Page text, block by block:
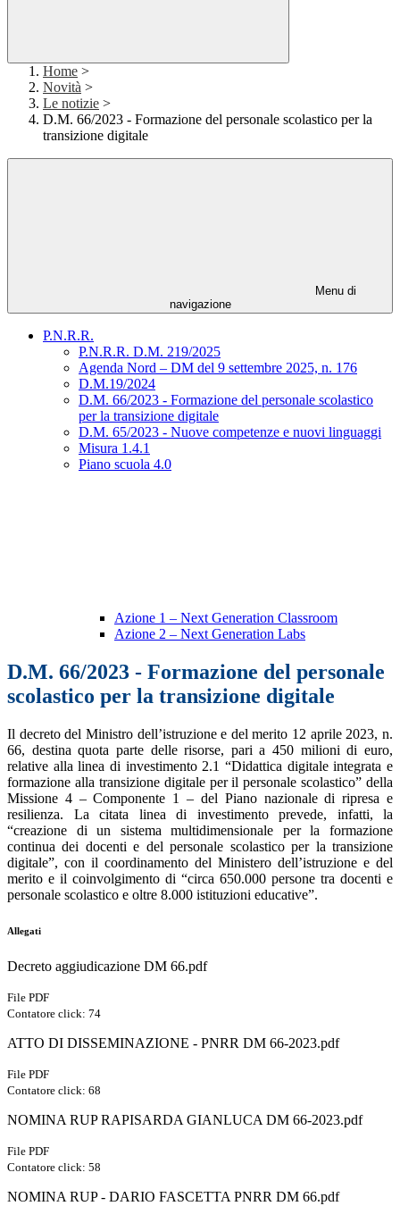
Home >
Novità >
Le notizie >
D.M. 66/2023 - Formazione del personale scolastico per la
transizione digitale
Menu di
navigazione
P.N.R.R.
P.N.R.R. D.M. 219/2025
Agenda Nord – DM del 9 settembre 2025, n. 176
D.M.19/2024
D.M. 66/2023 - Formazione del personale scolastico
per la transizione digitale
D.M. 65/2023 - Nuove competenze e nuovi linguaggi
Misura 1.4.1
Piano scuola 4.0
Azione 1 – Next Generation Classroom
Azione 2 – Next Generation Labs
D.M. 66/2023 - Formazione del personale
scolastico per la transizione digitale
Il decreto del Ministro dell’istruzione e del merito 12 aprile 2023, n.
66, destina quota parte delle risorse, pari a 450 milioni di euro,
relative alla linea di investimento 2.1 “Didattica digitale integrata e
formazione alla transizione digitale per il personale scolastico” della
Missione 4 – Componente 1 – del Piano nazionale di ripresa e
resilienza. La citata linea di investimento prevede, infatti, la
“creazione di un sistema multidimensionale per la formazione
continua dei docenti e del personale scolastico per la transizione
digitale”, con il coordinamento del Ministero dell’istruzione e del
merito e il coinvolgimento di “circa 650.000 persone tra docenti e
personale scolastico e oltre 8.000 istituzioni educative”.
Allegati
Decreto aggiudicazione DM 66.pdf
File PDF
Contatore click: 74
ATTO DI DISSEMINAZIONE - PNRR DM 66-2023.pdf
File PDF
Contatore click: 68
NOMINA RUP RAPISARDA GIANLUCA DM 66-2023.pdf
File PDF
Contatore click: 58
NOMINA RUP - DARIO FASCETTA PNRR DM 66.pdf